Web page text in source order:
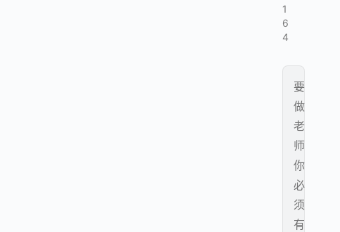
1
6
4
要
做
老
师
你
必
须
有